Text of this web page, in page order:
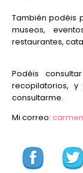
También podéis
museos,
restaurantes,
Podéis
recopilatorios,
consultarme.
Mi correo: